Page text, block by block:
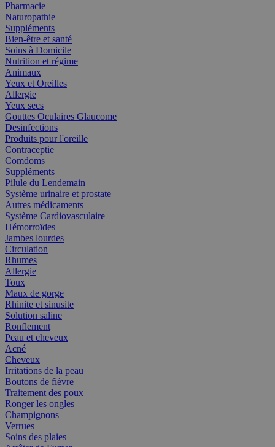
Pharmacie
Naturopathie
Suppléments
Bien-être et santé
Soins à Domicile
Nutrition et régime
Animaux
Yeux et Oreilles
Allergie
Yeux secs
Gouttes Oculaires Glaucome
Desinfections
Produits pour l'oreille
Contraceptie
Comdoms
Suppléments
Pilule du Lendemain
Système urinaire et prostate
Autres médicaments
Système Cardiovasculaire
Hémorroïdes
Jambes lourdes
Circulation
Rhumes
Allergie
Toux
Maux de gorge
Rhinite et sinusite
Solution saline
Ronflement
Peau et cheveux
Acné
Cheveux
Irritations de la peau
Boutons de fièvre
Traitement des poux
Ronger les ongles
Champignons
Verrues
Soins des plaies